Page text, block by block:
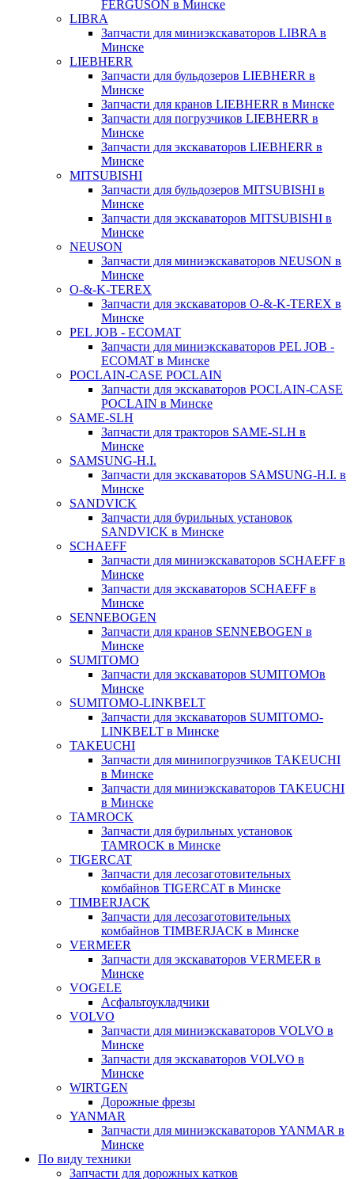
FERGUSON в Минске
LIBRA
Запчасти для миниэкскаваторов LIBRA в
Минске
LIEBHERR
Запчасти для бульдозеров LIEBHERR в
Минске
Запчасти для кранов LIEBHERR в Минске
Запчасти для погрузчиков LIEBHERR в
Минске
Запчасти для экскаваторов LIEBHERR в
Минске
MITSUBISHI
Запчасти для бульдозеров MITSUBISHI в
Минске
Запчасти для экскаваторов MITSUBISHI в
Минске
NEUSON
Запчасти для миниэкскаваторов NEUSON в
Минске
O-&-K-TEREX
Запчасти для экскаваторов O-&-K-TEREX в
Минске
PEL JOB - ECOMAT
Запчасти для миниэкскаваторов PEL JOB -
ECOMAT в Минске
POCLAIN-CASE POCLAIN
Запчасти для экскаваторов POCLAIN-CASE
POCLAIN в Минске
SAME-SLH
Запчасти для тракторов SAME-SLH в
Минске
SAMSUNG-H.I.
Запчасти для экскаваторов SAMSUNG-H.I. в
Минске
SANDVICK
Запчасти для бурильных установок
SANDVICK в Минске
SCHAEFF
Запчасти для миниэкскаваторов SCHAEFF в
Минске
Запчасти для экскаваторов SCHAEFF в
Минске
SENNEBOGEN
Запчасти для кранов SENNEBOGEN в
Минске
SUMITOMO
Запчасти для экскаваторов SUMITOMOв
Минске
SUMITOMO-LINKBELT
Запчасти для экскаваторов SUMITOMO-
LINKBELT в Минске
TAKEUCHI
Запчасти для минипогрузчиков TAKEUCHI
в Минске
Запчасти для миниэкскаваторов TAKEUCHI
в Минске
TAMROCK
Запчасти для бурильных установок
TAMROCK в Минске
TIGERCAT
Запчасти для лесозаготовительных
комбайнов TIGERCAT в Минске
TIMBERJACK
Запчасти для лесозаготовительных
комбайнов TIMBERJACK в Минске
VERMEER
Запчасти для экскаваторов VERMEER в
Минске
VOGELE
Асфальтоукладчики
VOLVO
Запчасти для миниэкскаваторов VOLVO в
Минске
Запчасти для экскаваторов VOLVO в
Минске
WIRTGEN
Дорожные фрезы
YANMAR
Запчасти для миниэкскаваторов YANMAR в
Минске
По виду техники
Запчасти для дорожных катков